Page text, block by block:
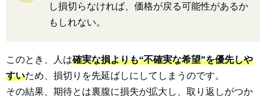
し損切らなければ、価格が戻る可能性があるか
もしれない。
このとき、人は確実な損よりも“不確実な希望”を優先しや
すいため、損切りを先延ばしにしてしまうのです。
その結果、期待とは裏腹に損失が拡大し、取り返しがつか